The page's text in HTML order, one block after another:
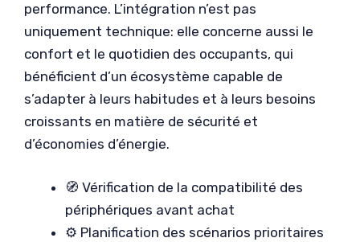
performance. L’intégration n’est pas
uniquement technique: elle concerne aussi le
confort et le quotidien des occupants, qui
bénéficient d’un écosystème capable de
s’adapter à leurs habitudes et à leurs besoins
croissants en matière de sécurité et
d’économies d’énergie.
🧭 Vérification de la compatibilité des
périphériques avant achat
⚙️ Planification des scénarios prioritaires